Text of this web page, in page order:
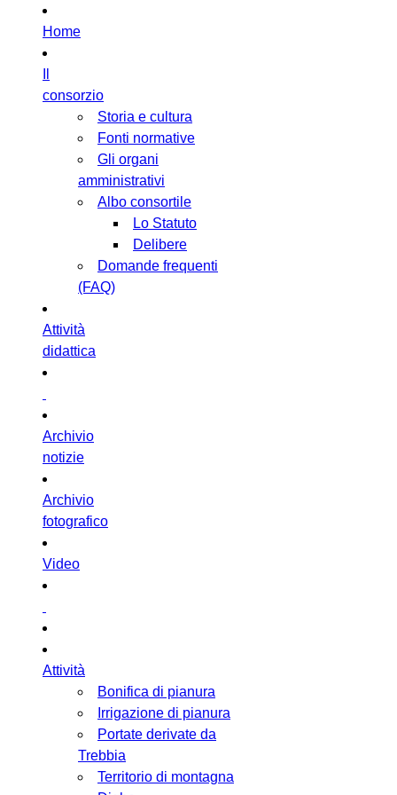
Home
consorzio
Storia e cultura
Fonti normative
Gli organi
amministrativi
Albo consortile
Lo Statuto
Delibere
Domande frequenti
(FAQ)
Attività
didattica
Archivio
notizie
Archivio
fotografico
Video
Attività
Bonifica di pianura
Irrigazione di pianura
Portate derivate da
Trebbia
Territorio di montagna